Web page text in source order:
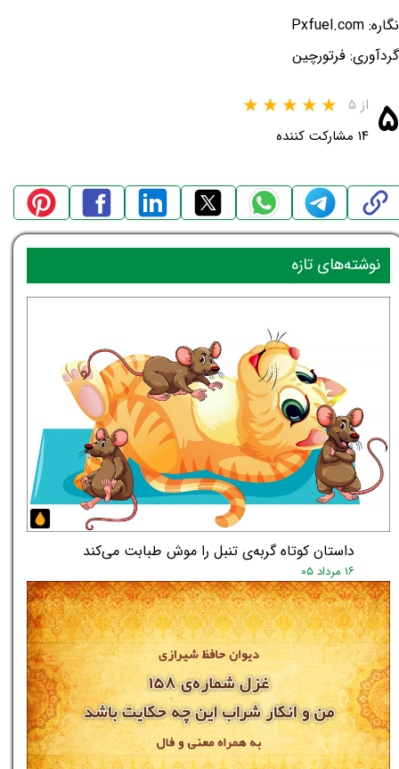
نگاره: Pxfuel.com
گردآوری: فرتورچین
۵ از ۵
۱۴ مشارکت کننده
داستان کوتاه گربه‌ی تنبل را موش طبابت می‌کند
۱۶ مرداد ۰۵
نوشته‌های تازه